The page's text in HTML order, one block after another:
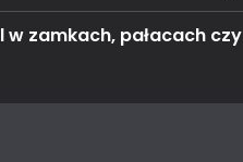
w zamkach, pałacach czy